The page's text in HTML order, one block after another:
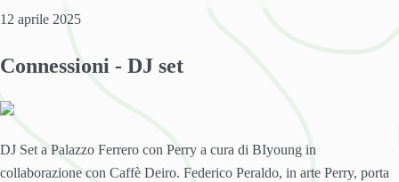
12 aprile 2025
Connessioni - DJ set
DJ Set a Palazzo Ferrero con Perry a cura di BIyoung in
collaborazione con Caffè Deiro. Federico Peraldo, in arte Perry, porta